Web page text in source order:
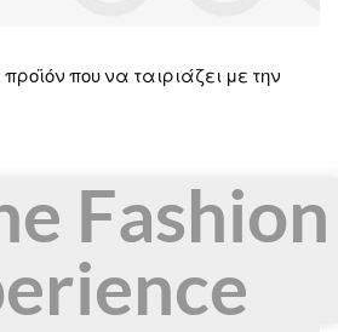
που να ταιριάζει με την
Fashion